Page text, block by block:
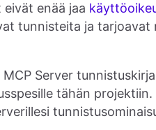
enää jaa
tunnisteita ja tarjoavat
Server
tähän